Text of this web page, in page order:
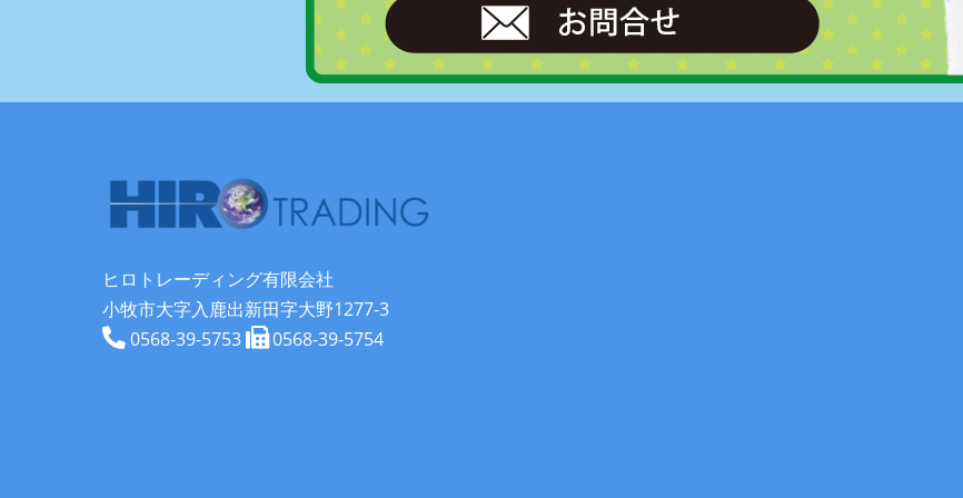
ヒロトレーディング有限会社
小牧市大字入鹿出新田字大野1277-3
0568-39-5753
0568-39-5754